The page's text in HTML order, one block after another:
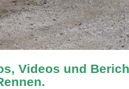
Videos und